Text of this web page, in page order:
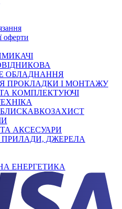
оферти
ОБЛАДНАННЯ
ПРОКЛАДКИ І МОНТАЖУ
КОМПЛЕКТУЮЧІ
БЛИСКАВКОЗАХИСТ
АКСЕСУАРИ
ПРИЛАДИ, ДЖЕРЕЛА
ЕНЕРГЕТИКА